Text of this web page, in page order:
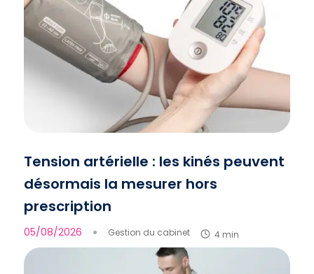
Tension artérielle : les kinés peuvent
désormais la mesurer hors
prescription
05/08/2026 ● Gestion du cabinet 4 min